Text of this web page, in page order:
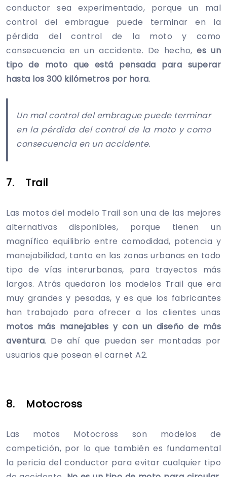
conductor sea experimentado, porque un mal
control del embrague puede terminar en la
pérdida del control de la moto y como
consecuencia en un accidente. De hecho,es un
tipo de moto que está pensada para superar
hasta los 300 kilómetros por hora.
Un mal control del embrague puede terminar
en la pérdida del control de la moto y como
consecuencia en un accidente.
7. Trail
Las motos del modelo Trail son una de las mejores
alternativas disponibles, porque tienen un
magnífico equilibrio entre comodidad, potencia y
manejabilidad, tanto en las zonas urbanas en todo
tipo de vías interurbanas, para trayectos más
largos. Atrás quedaron los modelos Trail que era
muy grandes y pesadas, y es que los fabricantes
han trabajado para ofrecer a los clientes unas
motos más manejables y con un diseño de más
aventura. De ahí que puedan ser montadas por
usuarios que posean el carnet A2.
8. Motocross
Las motos Motocross son modelos de
competición, por lo que también es fundamental
la pericia del conductor para evitar cualquier tipo